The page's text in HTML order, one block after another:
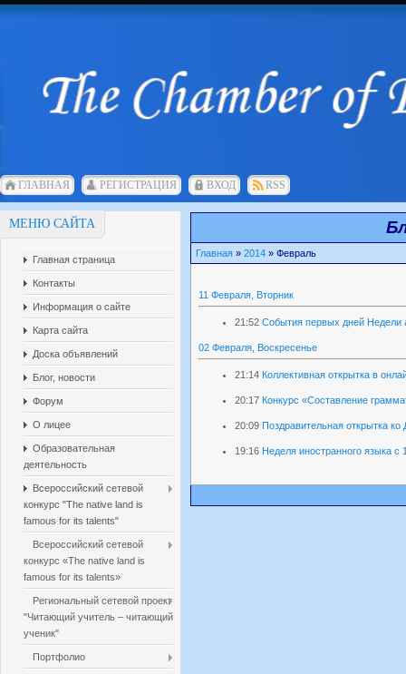
ГЛАВНАЯ РЕГИСТРАЦИЯ ВХОД RSS
МЕНЮ САЙТА
Главная страница
Контакты
Информация о сайте
Карта сайта
Доска объявлений
Блог, новости
Форум
О лицее
Образовательная
деятельность
Всероссийский сетевой
конкурс "The native land is
famous for its talents"
Всероссийский сетевой
конкурс «The native land is
famous for its talents»
Региональный сетевой проект
"Читающий учитель – читающий
ученик"
Портфолио
Главная » 2014 » Февраль
11 Февраля, Вторник
21:52 События первых дней Недели
02 Февраля, Воскресенье
21:14 Коллективная открытка в
20:17 Конкурс «Составление
20:09 Поздравительная открытка
19:16 Неделя иностранного языка с